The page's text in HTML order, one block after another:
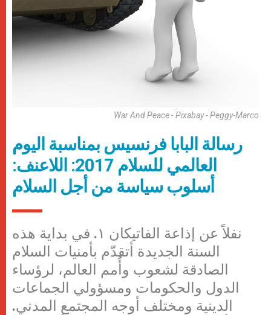
War And Peace - Pixabay - Peggy-Marco
رسالة البابا فرنسيس بمناسبة اليوم
العالمي للسلام 2017: اللاعنف:
أسلوب سياسة من أجل السلام
نفلاً عن إذاعة الفاتيكان ۱. في بداية هذه
السنة الجديدة أتقدّم بأمنيات السلام
الصادقة لشعوب وأُمم العالم، لرؤساء
الدول والحكومات ومسؤولي الجماعات
الدينية ومختلف أوجه المجتمع المدني.